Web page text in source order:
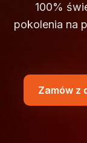
100%
pokolenia na
Zamów z